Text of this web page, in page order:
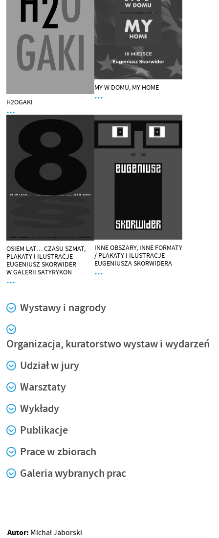
H2OGAKI
…
MY W DOMU, MY HOME
…
OSIEM LAT… CZASU SZMAT,
PLAKATY I ILUSTRACJE –
EUGENIUSZ SKORWIDER
W GALERII SATYRYKON
…
INNE OBSZARY, INNE FORMATY
/ PLAKATY I ILUSTRACJE
EUGENIUSZA SKORWIDERA
…
Wystawy i nagrody
Organizacja, kuratorstwo wystaw i wydarzeń
Udział w jury
Warsztaty
Wykłady
Publikacje
Prace w zbiorach
Galeria wybranych prac
Autor: Michał Jaborski